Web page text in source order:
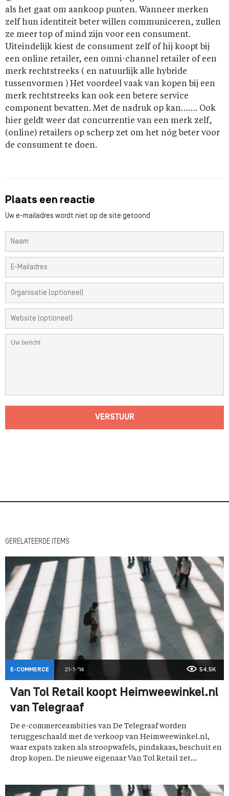
als het gaat om aankoop punten. Wanneer merken
zelf hun identiteit beter willen communiceren, zullen
ze meer top of mind zijn voor een consument.
Uiteindelijk kiest de consument zelf of hij koopt bij
een online retailer, een omni-channel retailer of een
merk rechtstreeks ( en natuurlijk alle hybride
tussenvormen ) Het voordeel vaak van kopen bij een
merk rechtstreeks kan ook een betere service
component bevatten. Met de nadruk op kan……. Ook
hier geldt weer dat concurrentie van een merk zelf,
(online) retailers op scherp zet om het nóg beter voor
de consument te doen.
Plaats een reactie
Uw e-mailadres wordt niet op de site getoond
VERSTUUR
GERELATEERDE ITEMS
E-COMMERCE 21-1-'14 54,5K
Van Tol Retail koopt Heimweewinkel.nl
van Telegraaf
De e-commerceambities van De Telegraaf worden
teruggeschaald met de verkoop van Heimweewinkel.nl,
waar expats zaken als stroopwafels, pindakaas, beschuit en
drop kopen. De nieuwe eigenaar Van Tol Retail zet...